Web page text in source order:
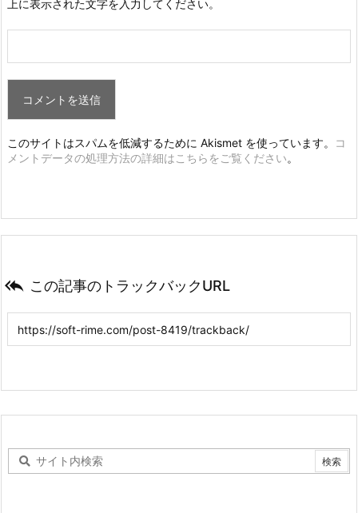
上に表示された文字を入力してください。
このサイトはスパムを低減するために Akismet を使っています。
コ
メントデータの処理方法の詳細はこちらをご覧ください。
 この記事のトラックバックURL